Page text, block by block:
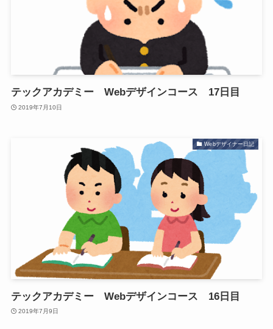
テックアカデミー Webデザインコース 17日目
2019年7月10日
Webデザイナー日記
テックアカデミー Webデザインコース 16日目
2019年7月9日